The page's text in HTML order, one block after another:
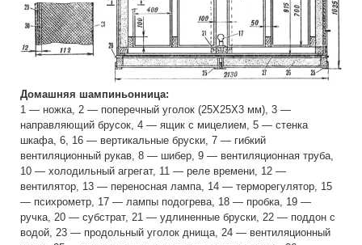
Домашняя шампиньонница:
1 — ножка, 2 — поперечный уголок (25Х25X3 мм), 3 —
направляющий брусок, 4 — ящик с мицелием, 5 — стенка
шкафа, 6, 16 — вертикальные бруски, 7 — гибкий
вентиляционный рукав, 8 — шибер, 9 — вентиляционная труба,
10 — холодильный агрегат, 11 — реле времени, 12 —
вентилятор, 13 — переносная лампа, 14 — терморегулятор, 15
— психрометр, 17 — лампы подогрева, 18 — пробка, 19 —
ручка, 20 — субстрат, 21 — удлиненные бруски, 22 — поддон с
водой, 23 — продольный уголок днища, 24 — вентиляционный